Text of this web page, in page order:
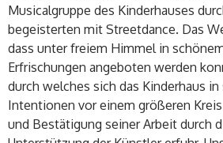
Musicalgruppe des Kinderhauses
begeisterten mit Streetdance. Das
dass unter freiem Himmel in
Erfrischungen angeboten werden
durch welches sich das Kinderhaus
Intentionen vor einem größeren
und Bestätigung seiner Arbeit durch